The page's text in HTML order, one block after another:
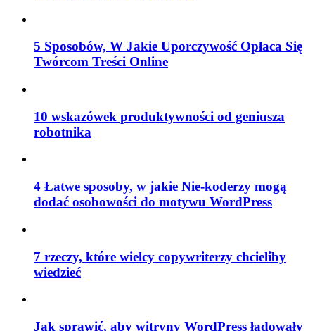
5 Sposobów, W Jakie Uporczywość Opłaca Się
Twórcom Treści Online
10 wskazówek produktywności od geniusza
robotnika
4 Łatwe sposoby, w jakie Nie-koderzy mogą
dodać osobowości do motywu WordPress
7 rzeczy, które wielcy copywriterzy chcieliby
wiedzieć
Jak sprawić, aby witryny WordPress ładowały